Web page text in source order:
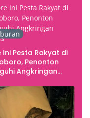
sebagai
Pergerakan Seni
Indonesia
Ini Pesta Rakyat di
Penonton
Angkringan